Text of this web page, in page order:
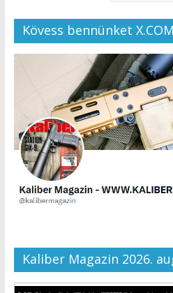
Kövess bennünket
Kaliber Magazin 2026.